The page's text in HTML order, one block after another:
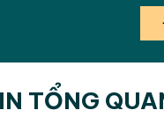
TỔNG